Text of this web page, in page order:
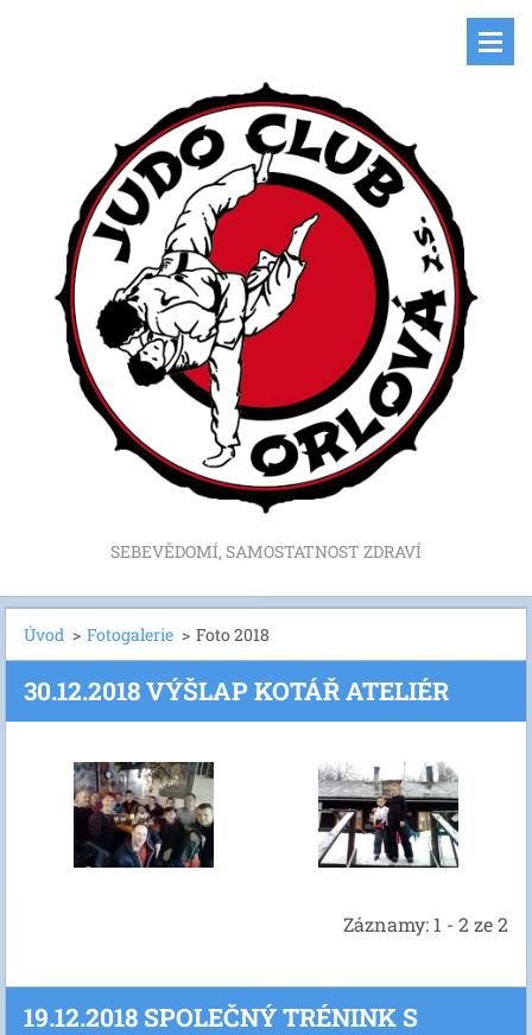
SEBEVĚDOMÍ, SAMOSTATNOST ZDRAVÍ
Úvod > Fotogalerie > Foto 2018
30.12.2018 VÝŠLAP KOTÁŘ ATELIÉR
Záznamy: 1 - 2 ze 2
19.12.2018 SPOLEČNÝ TRÉNINK S